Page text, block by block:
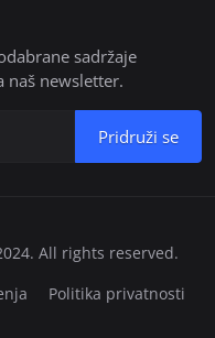
sadržaje
naš newsletter.
Pridruži se
All rights reserved.
Politika privatnosti